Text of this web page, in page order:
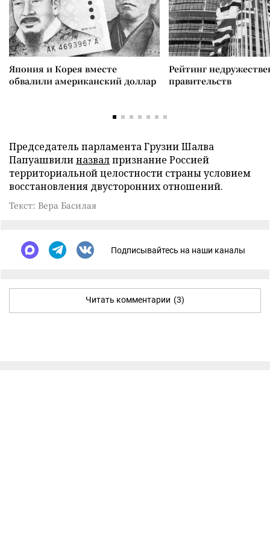
Япония и Корея вместе
обвалили американский доллар
Рейтинг
правительств
Председатель парламента Грузии Шалва
Папуашвилиназвалпризнание Россией
территориальной целостности страны условием
восстановления двусторонних отношений.
Текст: Вера Басилая
Подписывайтесь на наши каналы
Читать комментарии (3)